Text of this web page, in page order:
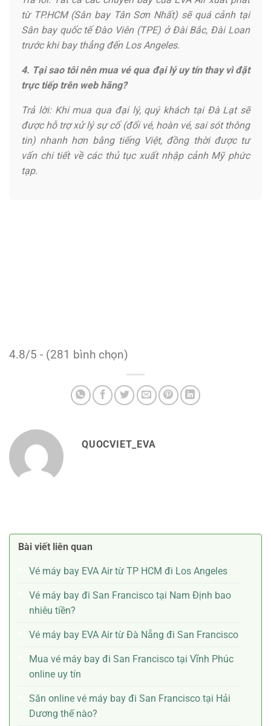
từ TP.HCM (Sân bay Tân Sơn Nhất) sẽ quá cảnh tại
Sân bay quốc tế Đào Viên (TPE) ở Đài Bắc, Đài Loan
trước khi bay thẳng đến Los Angeles.
4. Tại sao tôi nên mua vé qua đại lý uy tín thay vì đặt
trực tiếp trên web hãng?
Trả lời: Khi mua qua đại lý, quý khách tại Đà Lạt sẽ
được hỗ trợ xử lý sự cố (đổi vé, hoàn vé, sai sót thông
tin) nhanh hơn bằng tiếng Việt, đồng thời được tư
vấn chi tiết về các thủ tục xuất nhập cảnh Mỹ phức
tạp.
4.8/5 - (281 bình chọn)
QUOCVIET_EVA
Bài viết liên quan
Vé máy bay EVA Air từ TP HCM đi Los Angeles
Vé máy bay đi San Francisco tại Nam Định bao
nhiêu tiền?
Vé máy bay EVA Air từ Đà Nẵng đi San Francisco
Mua vé máy bay đi San Francisco tại Vĩnh Phúc
online uy tín
Săn online vé máy bay đi San Francisco tại Hải
Dương thế nào?